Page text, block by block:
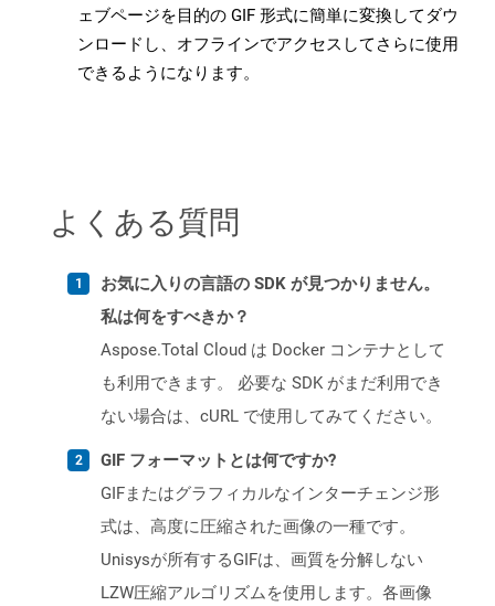
ェブページを目的の GIF 形式に簡単に変換してダウ
ンロードし、オフラインでアクセスしてさらに使用
できるようになります。
よくある質問
お気に入りの言語の SDK が見つかりません。
私は何をすべきか？
Aspose.Total Cloud は Docker コンテナとして
も利用できます。 必要な SDK がまだ利用でき
ない場合は、cURL で使用してみてください。
GIF フォーマットとは何ですか?
GIFまたはグラフィカルなインターチェンジ形
式は、高度に圧縮された画像の一種です。
Unisysが所有するGIFは、画質を分解しない
LZW圧縮アルゴリズムを使用します。各画像